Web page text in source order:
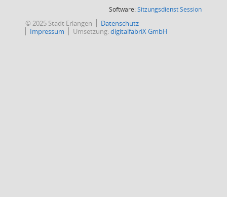
Software:SitzungsdienstSession(Wird in
© 2025 Stadt Erlangen
Datenschutz
Impressum
Umsetzung:digitalfabriX GmbH